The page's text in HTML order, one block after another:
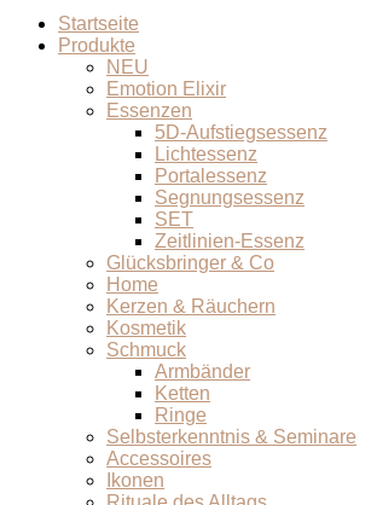
Startseite
Produkte
NEU
Emotion Elixir
Essenzen
5D-Aufstiegsessenz
Lichtessenz
Portalessenz
Segnungsessenz
SET
Zeitlinien-Essenz
Glücksbringer & Co
Home
Kerzen & Räuchern
Kosmetik
Schmuck
Armbänder
Ketten
Ringe
Selbsterkenntnis & Seminare
Accessoires
Ikonen